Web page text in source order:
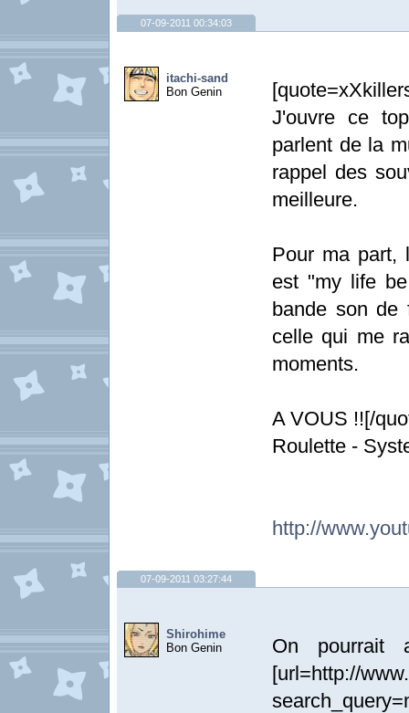
07-09-2011 00:34:03
itachi-sand
Bon Genin
J'ouvre ce
parlent de la
rappel des
meilleure.
Pour ma part,
est "my life
bande son
celle qui me
moments.
A VOUS !![/
Roulette -
http://
07-09-2011 03:27:44
Shirohime
Bon Genin
On pourrait
[url=http://